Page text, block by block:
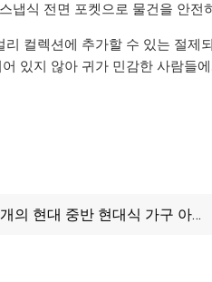
냅식 전면 포켓으로 물건을 안전
컬렉션에 추가할 수 있는 절
있지 않아 귀가 민감한 사람들
의 현대 중반 현대식 가구 아